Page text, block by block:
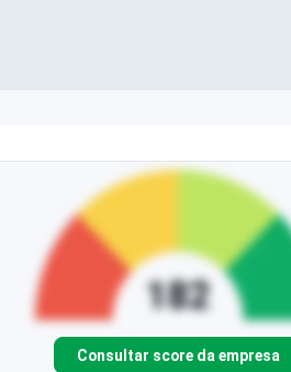
Consultar score da empresa